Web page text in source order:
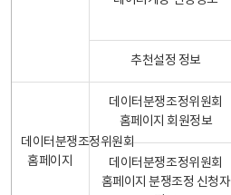
추천설정 정보
데이터분쟁조정위원회
홈페이지
데이터분쟁조정위원회
홈페이지 회원정보
데이터분쟁조정위원회
홈페이지 분쟁조정 신청자